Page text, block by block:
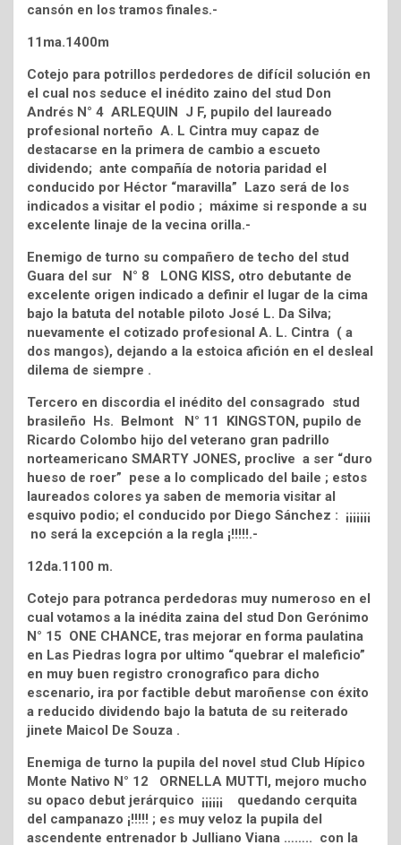
cansón en los tramos finales.-
11ma.1400m
Cotejo para potrillos perdedores de difícil solución en
el cual nos seduce el inédito zaino del stud Don
Andrés N° 4 ARLEQUIN J F, pupilo del laureado
profesional norteño A. L Cintra muy capaz de
destacarse en la primera de cambio a escueto
dividendo; ante compañía de notoria paridad el
conducido por Héctor “maravilla” Lazo será de los
indicados a visitar el podio ; máxime si responde a su
excelente linaje de la vecina orilla.-
Enemigo de turno su compañero de techo del stud
Guara del sur N° 8 LONG KISS, otro debutante de
excelente origen indicado a definir el lugar de la cima
bajo la batuta del notable piloto José L. Da Silva;
nuevamente el cotizado profesional A. L. Cintra ( a
dos mangos), dejando a la estoica afición en el desleal
dilema de siempre .
Tercero en discordia el inédito del consagrado stud
brasileño Hs. Belmont N° 11 KINGSTON, pupilo de
Ricardo Colombo hijo del veterano gran padrillo
norteamericano SMARTY JONES, proclive a ser “duro
hueso de roer” pese a lo complicado del baile ; estos
laureados colores ya saben de memoria visitar al
esquivo podio; el conducido por Diego Sánchez : ¡¡¡¡¡¡¡
no será la excepción a la regla ¡!!!!!.-
12da.1100 m.
Cotejo para potranca perdedoras muy numeroso en el
cual votamos a la inédita zaina del stud Don Gerónimo
N° 15 ONE CHANCE, tras mejorar en forma paulatina
en Las Piedras logra por ultimo “quebrar el maleficio”
en muy buen registro cronografico para dicho
escenario, ira por factible debut maroñense con éxito
a reducido dividendo bajo la batuta de su reiterado
jinete Maicol De Souza .
Enemiga de turno la pupila del novel stud Club Hípico
Monte Nativo N° 12 ORNELLA MUTTI, mejoro mucho
su opaco debut jerárquico ¡¡¡¡¡¡ quedando cerquita
del campanazo ¡!!!!! ; es muy veloz la pupila del
ascendente entrenador b Julliano Viana …….. con la